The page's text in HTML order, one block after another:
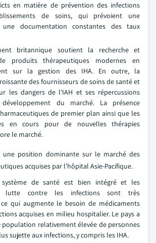
en matière de prévention des infections
de soins, qui prévoient une
documentation constantes des taux
britannique soutient la recherche et
produits thérapeutiques modernes en
sur la gestion des IHA. En outre, la
des fournisseurs de soins de santé et
les dangers de l'IAH et ses répercussions
du marché. La présence
de premier plan ainsi que les
en cours pour de nouvelles thérapies
le marché.
une position dominante sur le marché des
acquises par l'hôpital Asie-Pacifique.
de santé est bien intégré et les
lutte contre les infections sont très
qui augmente le besoin de médicaments
acquises en milieu hospitalier. Le pays a
relativement élevée de personnes
sujette aux infections, y compris les IHA.